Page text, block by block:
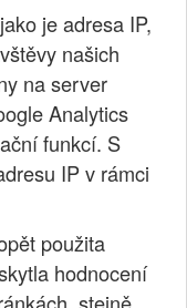
je adresa IP,
našich
na server
Analytics
funkcí. S
IP v rámci
použita
hodnocení